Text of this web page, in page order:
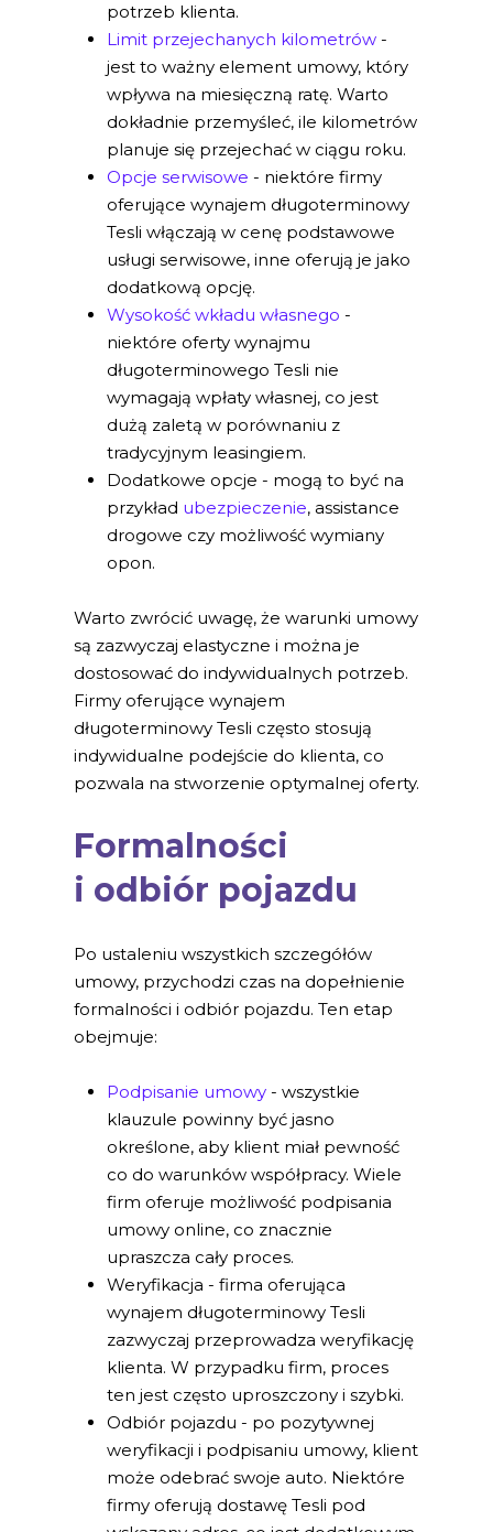
potrzeb klienta.
Limit przejechanych kilometrów -
jest to ważny element umowy, który
wpływa na miesięczną ratę. Warto
dokładnie przemyśleć, ile kilometrów
planuje się przejechać w ciągu roku.
Opcje serwisowe - niektóre firmy
oferujące wynajem długoterminowy
Tesli włączają w cenę podstawowe
usługi serwisowe, inne oferują je jako
dodatkową opcję.
Wysokość wkładu własnego -
niektóre oferty wynajmu
długoterminowego Tesli nie
wymagają wpłaty własnej, co jest
dużą zaletą w porównaniu z
tradycyjnym leasingiem.
Dodatkowe opcje - mogą to być na
przykład ubezpieczenie, assistance
drogowe czy możliwość wymiany
opon.
Warto zwrócić uwagę, że warunki umowy
są zazwyczaj elastyczne i można je
dostosować do indywidualnych potrzeb.
Firmy oferujące wynajem
długoterminowy Tesli często stosują
indywidualne podejście do klienta, co
pozwala na stworzenie optymalnej oferty.
Formalności
i odbiór pojazdu
Po ustaleniu wszystkich szczegółów
umowy, przychodzi czas na dopełnienie
formalności i odbiór pojazdu. Ten etap
obejmuje:
Podpisanie umowy - wszystkie
klauzule powinny być jasno
określone, aby klient miał pewność
co do warunków współpracy. Wiele
firm oferuje możliwość podpisania
umowy online, co znacznie
upraszcza cały proces.
Weryfikacja - firma oferująca
wynajem długoterminowy Tesli
zazwyczaj przeprowadza weryfikację
klienta. W przypadku firm, proces
ten jest często uproszczony i szybki.
Odbiór pojazdu - po pozytywnej
weryfikacji i podpisaniu umowy, klient
może odebrać swoje auto. Niektóre
firmy oferują dostawę Tesli pod